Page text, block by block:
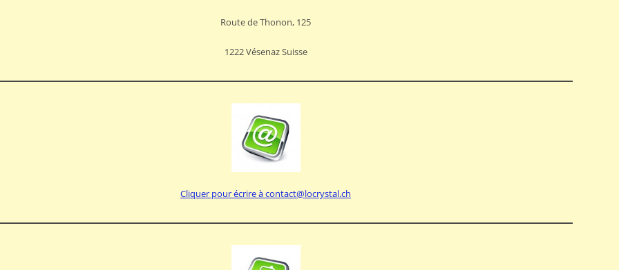
Route de Thonon, 125
1222 Vésenaz Suisse
Cliquer pour écrire à contact@locrystal.ch